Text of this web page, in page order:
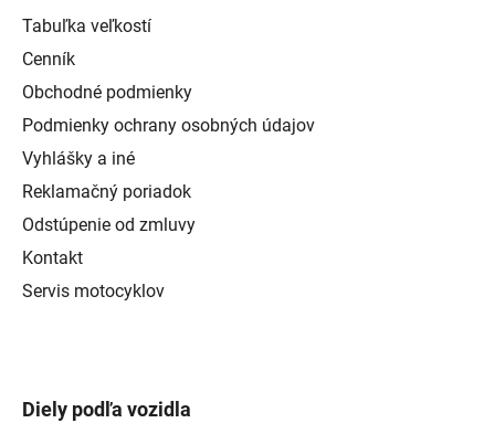
Tabuľka veľkostí
Cenník
Obchodné podmienky
Podmienky ochrany osobných údajov
Vyhlášky a iné
Reklamačný poriadok
Odstúpenie od zmluvy
Kontakt
Servis motocyklov
Diely podľa vozidla